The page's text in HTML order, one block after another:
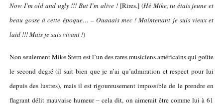
Now I’m old and ugly !!! But I’m alive ! [Rires.] (Hé Mike, tu étais jeune et
beau gosse à cette époque… – Ouaaais mec ! Maintenant je suis vieux et
laid !!! Mais je suis vivant !)
Non seulement Mike Stern est l’un des rares musiciens américains qui goûte
le second degré (il sait bien que je n’ai qu’admiration et respect pour lui
depuis des lustres), mais il est rigoureusement impossible de le prendre en
flagrant délit mauvaise humeur – cela dit, on aimerait être comme lui à 61